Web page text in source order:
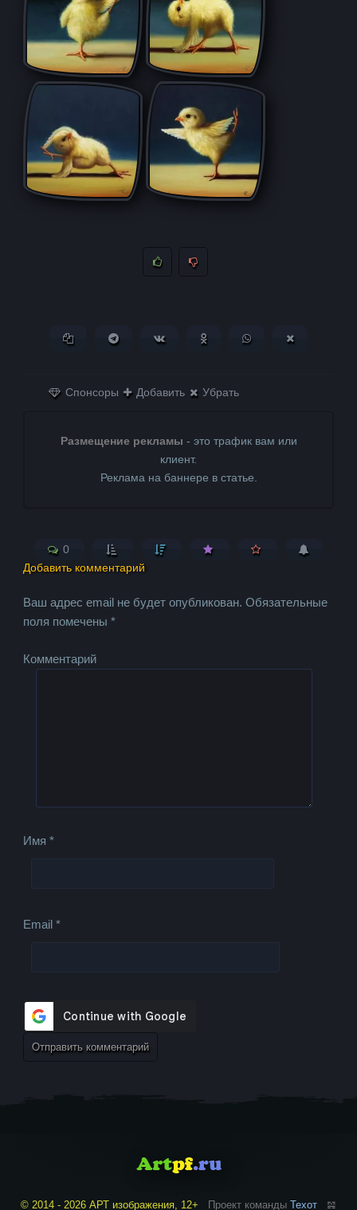
Копировать ссылкуПоделиться в Telegram
Поделиться ВКонтактеПоделиться в
Поделиться в
Спонсоры Добавить Убрать
Размещение рекламы - это трафик вам или
клиент.
Реклама на баннере в статье.
0
Добавить комментарий
Ваш адрес email не будет опубликован. Обязательные
поля помечены*
Комментарий
Имя*
Email*
© 2014 - 2026 АРТ изображения, 12+ Проект команды Техот 𝌴